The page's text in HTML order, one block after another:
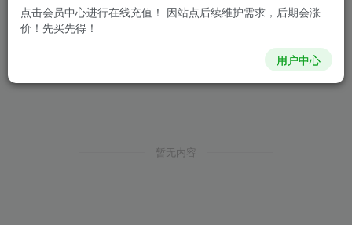
暂无内容
点击会员中心进行在线充值！ 因站点后续维护需求，后期会涨
价！先买先得！
用户中心